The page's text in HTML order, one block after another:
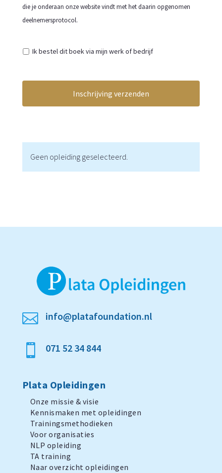
die je onderaan onze website vindt met het daarin opgenomen
deelnemersprotocol.
Ik bestel dit boek via mijn werk of bedrijf
Geen opleiding geselecteerd.
 info@platafoundation.nl
 071 52 34 844
Plata Opleidingen
Onze missie & visie
Kennismaken met opleidingen
Trainingsmethodieken
Voor organisaties
NLP opleiding
TA training
Naar overzicht opleidingen